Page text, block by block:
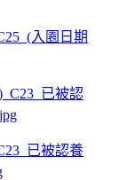
入園日期
已被認養